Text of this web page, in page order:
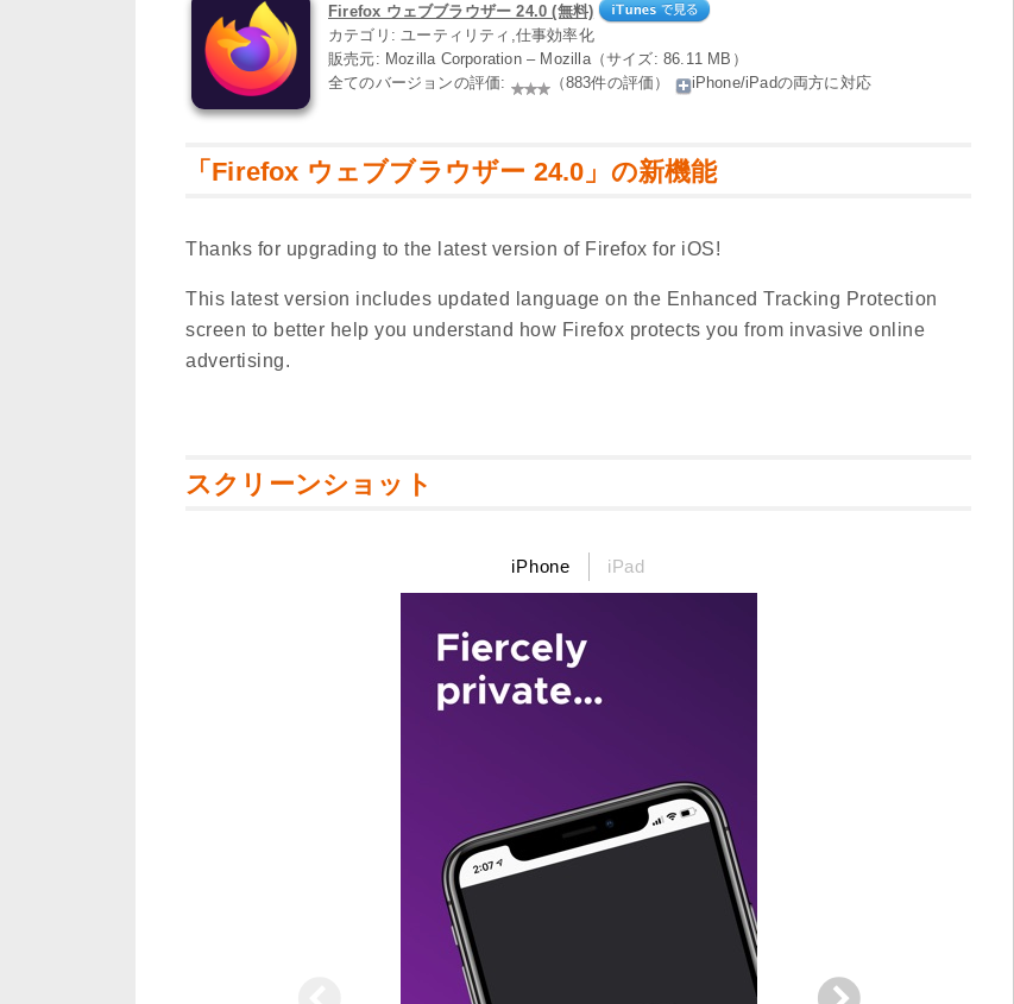
Firefox ウェブブラウザー 24.0 (無料)
カテゴリ: ユーティリティ,仕事効率化
販売元: Mozilla Corporation – Mozilla（サイズ: 86.11 MB）
全てのバージョンの評価:
（883件の評価） iPhone/iPadの両方に対応
「Firefox ウェブブラウザー 24.0」の新機能
Thanks for upgrading to the latest version of Firefox for iOS!
This latest version includes updated language on the Enhanced Tracking Protection
screen to better help you understand how Firefox protects you from invasive online
advertising.
スクリーンショット
iPhone iPad